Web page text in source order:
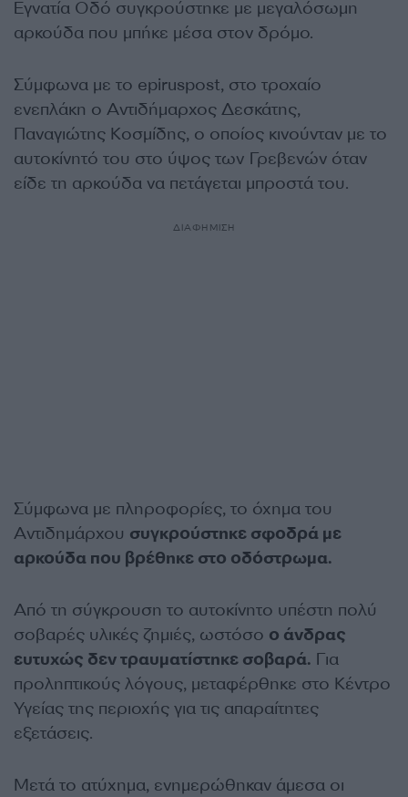
Εγνατία Οδό συγκρούστηκε με μεγαλόσωμη
αρκούδα που μπήκε μέσα στον δρόμο.
Σύμφωνα με το epiruspost, στο τροχαίο
ενεπλάκη ο Αντιδήμαρχος Δεσκάτης,
Παναγιώτης Κοσμίδης, ο οποίος κινούνταν με το
αυτοκίνητό του στο ύψος των Γρεβενών όταν
είδε τη αρκούδα να πετάγεται μπροστά του.
ΔΙΑΦΗΜΙΣΗ
Σύμφωνα με πληροφορίες, το όχημα του
Αντιδημάρχου συγκρούστηκε σφοδρά με
αρκούδα που βρέθηκε στο οδόστρωμα.
Από τη σύγκρουση το αυτοκίνητο υπέστη πολύ
σοβαρές υλικές ζημιές, ωστόσο ο άνδρας
ευτυχώς δεν τραυματίστηκε σοβαρά. Για
προληπτικούς λόγους, μεταφέρθηκε στο Κέντρο
Υγείας της περιοχής για τις απαραίτητες
εξετάσεις.
Μετά το ατύχημα, ενημερώθηκαν άμεσα οι